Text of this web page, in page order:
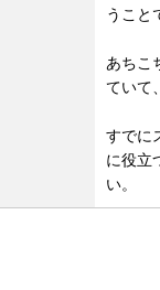
うこと
あちこ
ていて
すでに
に役立
い。